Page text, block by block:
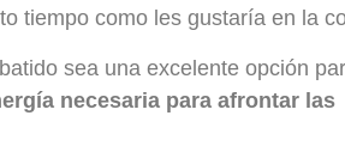
tiempo como les gustaría en la
sea una excelente opción
necesaria para afrontar las